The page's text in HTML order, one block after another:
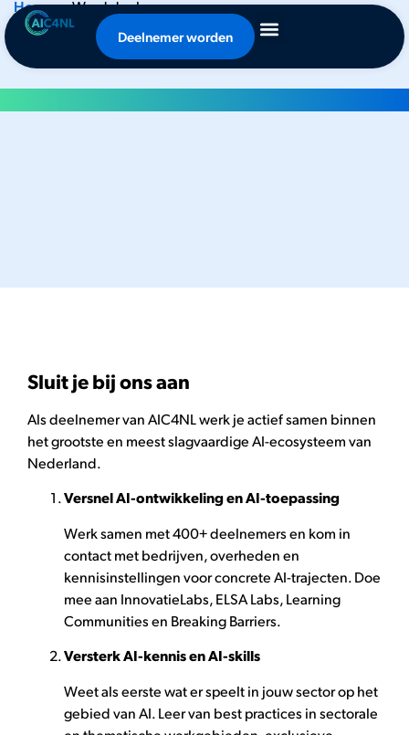
Deelnemer worden
Home•Word deelnemer
Word deelnemer
Sluit je bij ons aan
Als deelnemer van AIC4NL werk je actief samen binnen
het grootste en meest slagvaardige AI-ecosysteem van
Nederland.
Versnel AI-ontwikkeling en AI-toepassing
Werk samen met 400+ deelnemers en kom in
contact met bedrijven, overheden en
kennisinstellingen voor concrete AI-trajecten. Doe
mee aan InnovatieLabs, ELSA Labs, Learning
Communities en Breaking Barriers.
Versterk AI-kennis en AI-skills
Weet als eerste wat er speelt in jouw sector op het
gebied van AI. Leer van best practices in sectorale